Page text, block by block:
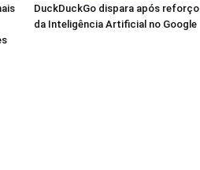
DuckDuckGo dispara após reforço
da Inteligência Artificial no Google